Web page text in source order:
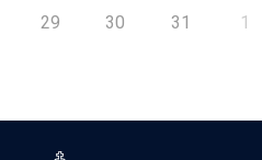
29 30 31 1